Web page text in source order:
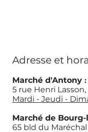
Adresse et
Marché d'Antony :
5 rue Henri Lasson,
Mardi - Jeudi -
Marché de
65 bld du